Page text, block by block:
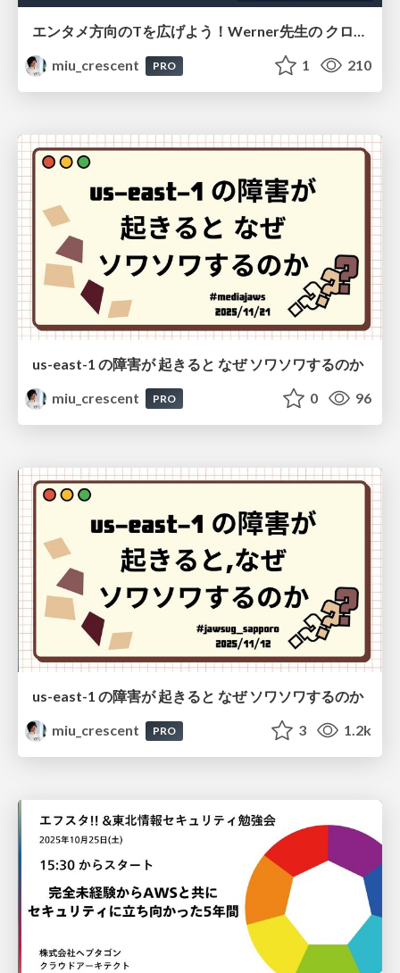
エンタメ方向のTを広げよう！Werner先生の クロージングキーノートを 深掘りするための小ネタ10
miu_crescent
PRO 1 210
us-east-1 の障害が 起きると なぜ ソワソワするのか
miu_crescent
PRO 0 96
us-east-1 の障害が 起きると なぜ ソワソワするのか
miu_crescent
PRO 3 1.2k